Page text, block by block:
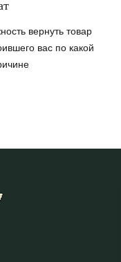
вернуть товар
вас по какой